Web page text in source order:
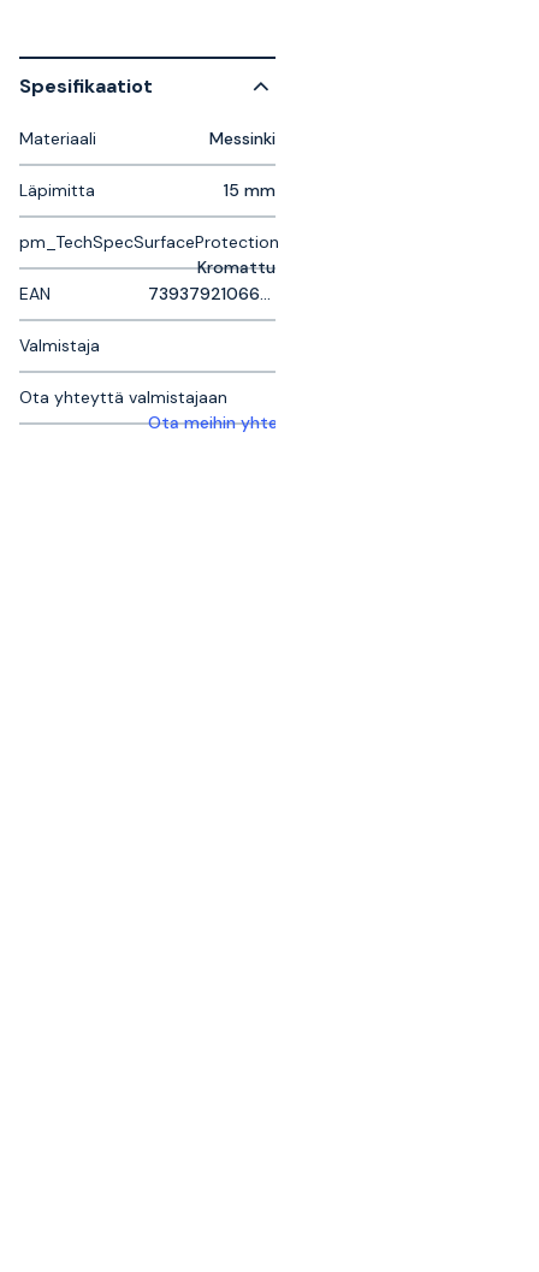
Spesifikaatiot
Materiaali Messinki
Läpimitta 15 mm
pm_TechSpecSurfaceProtection
Kromattu
EAN
Valmistaja
Ota yhteyttä valmistajaan
Ota meihin yhteyttä saadaksesi lisätietoja